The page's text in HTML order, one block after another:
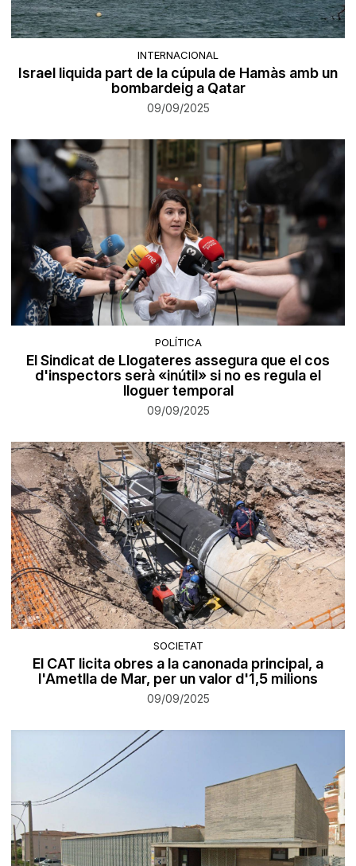
INTERNACIONAL
Israel liquida part de la cúpula de Hamàs amb un
bombardeig a Qatar
09/09/2025
POLÍTICA
El Sindicat de Llogateres assegura que el cos
d'inspectors serà «inútil» si no es regula el
lloguer temporal
09/09/2025
SOCIETAT
El CAT licita obres a la canonada principal, a
l'Ametlla de Mar, per un valor d'1,5 milions
09/09/2025